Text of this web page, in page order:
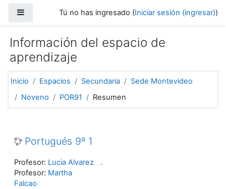
Pánel lateralTú no has ingresado (Iniciar sesión (ingresar))
Información del espacio de
aprendizaje
Inicio Espacios Secundaria
Sede Montevideo
Noveno
POR91 Resumen
Portugués 9º 1
.
Profesor: Lucia Alvarez
Profesor: Martha
Falcao